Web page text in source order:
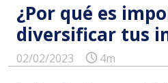
¿Por qué es
diversificar tus
02/02/2023 4m